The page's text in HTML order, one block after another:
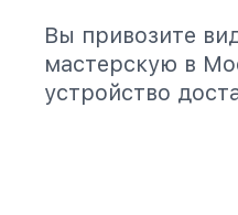
Вы привозите
мастерскую в
устройство